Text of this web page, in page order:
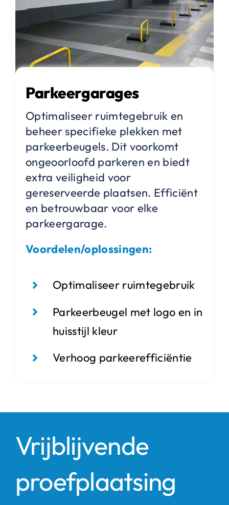
Parkeergarages
Optimaliseer ruimtegebruik en
beheer specifieke plekken met
parkeerbeugels. Dit voorkomt
ongeoorloofd parkeren en biedt
extra veiligheid voor
gereserveerde plaatsen. Efficiënt
en betrouwbaar voor elke
parkeergarage.
Voordelen/oplossingen:
Optimaliseer ruimtegebruik
Parkeerbeugel met logo en in
huisstijl kleur
Verhoog parkeerefficiëntie
Vrijblijvende
proefplaatsing